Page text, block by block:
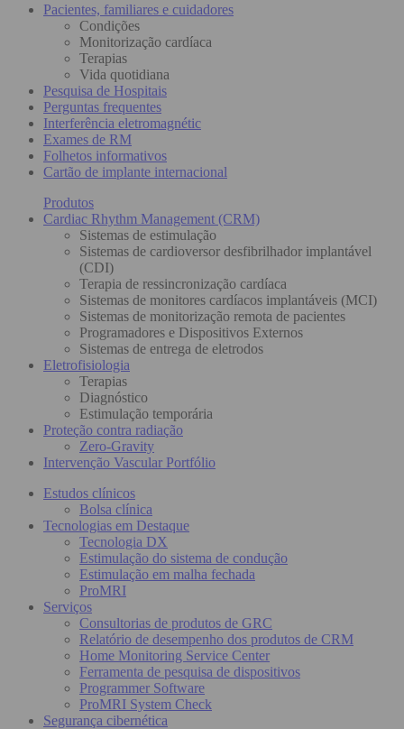
Pacientes, familiares e cuidadores
Condições
Monitorização cardíaca
Terapias
Vida quotidiana
Pesquisa de Hospitais
Perguntas frequentes
Interferência eletromagnétic
Exames de RM
Folhetos informativos
Cartão de implante internacional
Produtos
Cardiac Rhythm Management (CRM)
Sistemas de estimulação
Sistemas de cardioversor desfibrilhador implantável
(CDI)
Terapia de ressincronização cardíaca
Sistemas de monitores cardíacos implantáveis (MCI)
Sistemas de monitorização remota de pacientes
Programadores e Dispositivos Externos
Sistemas de entrega de eletrodos
Eletrofisiologia
Terapias
Diagnóstico
Estimulação temporária
Proteção contra radiação
Zero-Gravity
Intervenção Vascular Portfólio
Estudos clínicos
Bolsa clínica
Tecnologias em Destaque
Tecnologia DX
Estimulação do sistema de condução
Estimulação em malha fechada
ProMRI
Serviços
Consultorias de produtos de GRC
Relatório de desempenho dos produtos de CRM
Home Monitoring Service Center
Ferramenta de pesquisa de dispositivos
Programmer Software
ProMRI System Check
Segurança cibernética